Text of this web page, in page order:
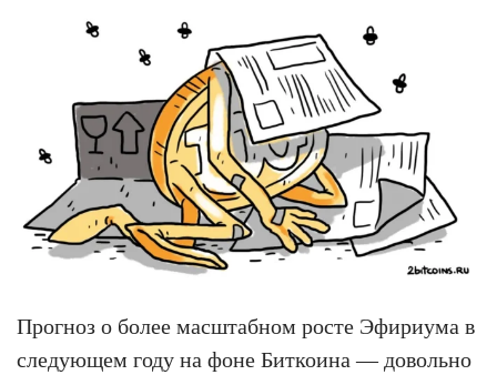
Прогноз о более масштабном росте Эфириума в
следующем году на фоне Биткоина — довольно